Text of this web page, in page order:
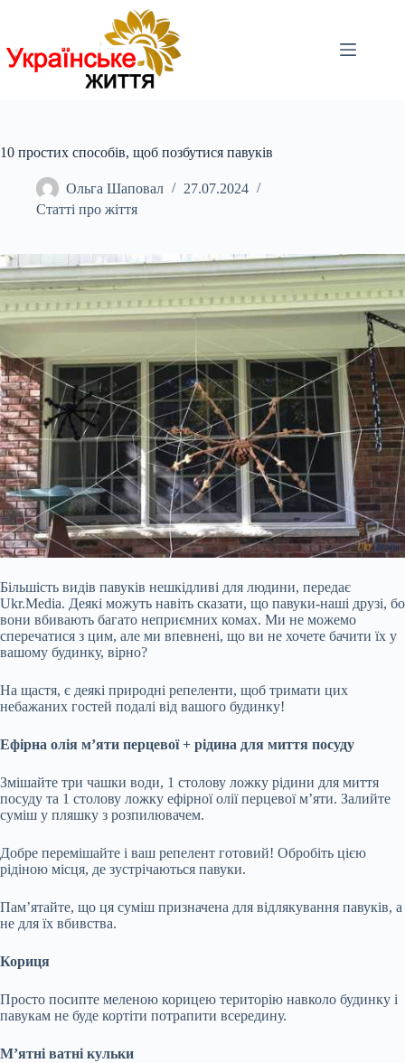
10 простих способів, щоб позбутися павуків
Ольга Шаповал
27.07.2024
Статті про жіття
Більшість видів павуків нешкідливі для людини, передає
Ukr.Media. Деякі можуть навіть сказати, що павуки-наші друзі, бо
вони вбивають багато неприємних комах. Ми не можемо
сперечатися з цим, але ми впевнені, що ви не хочете бачити їх у
вашому будинку, вірно?
На щастя, є деякі природні репеленти, щоб тримати цих
небажаних гостей подалі від вашого будинку!
Ефірна олія м’яти перцевої + рідина для миття посуду
Змішайте три чашки води, 1 столову ложку рідини для миття
посуду та 1 столову ложку ефірної олії перцевої м’яти. Залийте
суміш у пляшку з розпилювачем.
Добре перемішайте і ваш репелент готовий! Обробіть цією
рідіною місця, де зустрічаються павуки.
Пам’ятайте, що ця суміш призначена для відлякування павуків, а
не для їх вбивства.
Кориця
Просто посипте меленою корицею територію навколо будинку і
павукам не буде кортіти потрапити всередину.
М’ятні ватні кульки